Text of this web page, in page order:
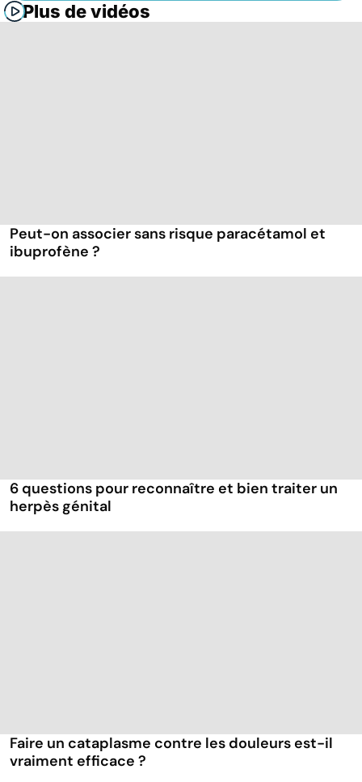
Plus de vidéos
Peut-on associer sans risque paracétamol et
ibuprofène ?
6 questions pour reconnaître et bien traiter un
herpès génital
Faire un cataplasme contre les douleurs est-il
vraiment efficace ?